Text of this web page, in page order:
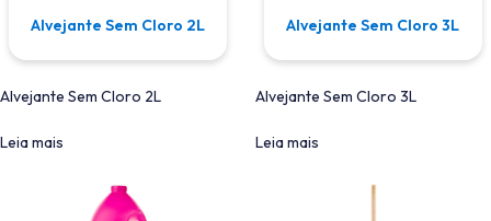
Alvejante Sem Cloro 2L
Alvejante Sem Cloro 2L
Leia mais
Alvejante Sem Cloro 3L
Alvejante Sem Cloro 3L
Leia mais